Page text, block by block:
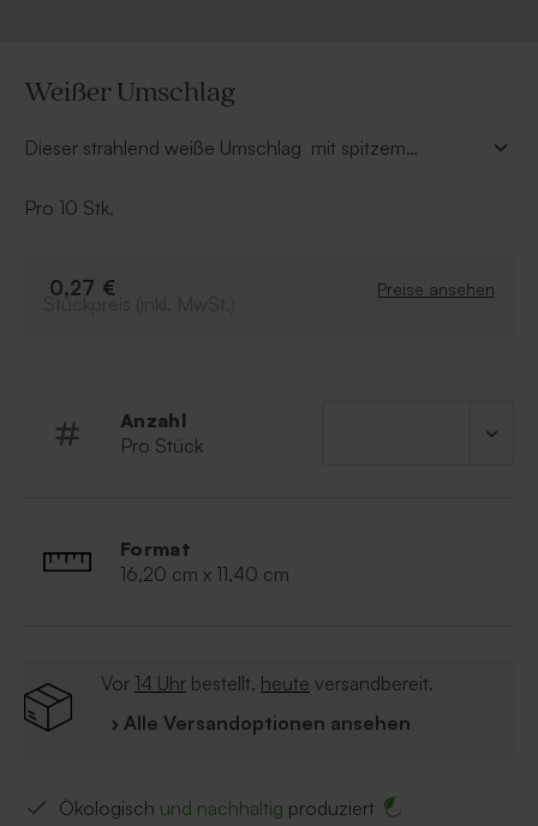
Weißer Umschlag
Dieser strahlend weiße Umschlag mit spitzem
an. Er ist aus hochwertigem Papier gefertigt und
Pro 10 Stk.
0,27 € Preise ansehen
Anzahl
Pro Stück
Format
16,20 cm x 11,40 cm
Vor 14 Uhr bestellt, heute versandbereit.
› Alle Versandoptionen ansehen
Ökologisch und nachhaltig produziert